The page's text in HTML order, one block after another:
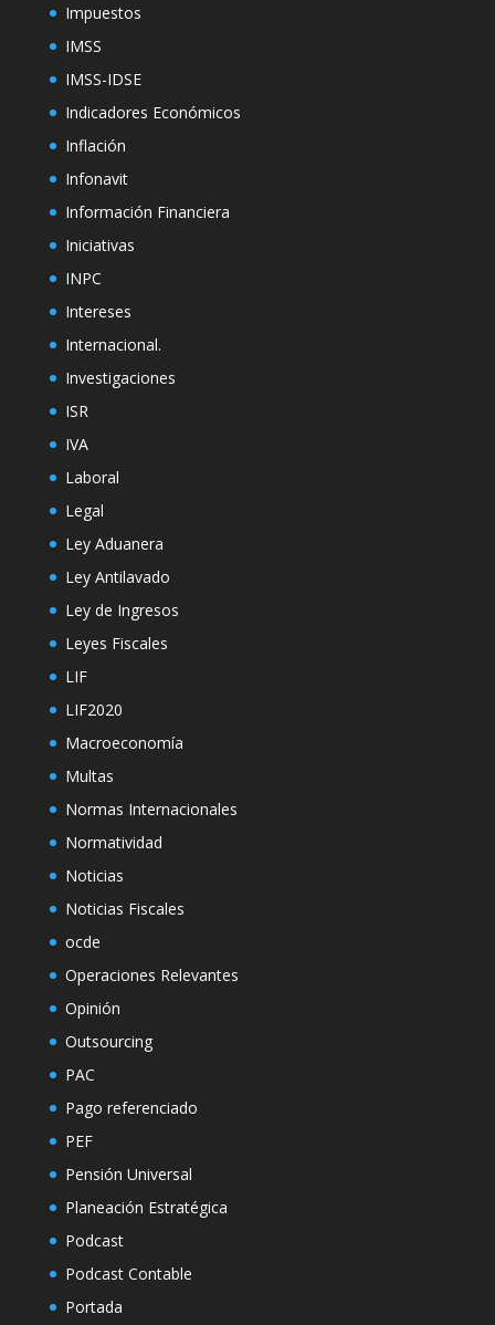
Impuestos
IMSS
IMSS-IDSE
Indicadores Económicos
Inflación
Infonavit
Información Financiera
Iniciativas
INPC
Intereses
Internacional.
Investigaciones
ISR
IVA
Laboral
Legal
Ley Aduanera
Ley Antilavado
Ley de Ingresos
Leyes Fiscales
LIF
LIF2020
Macroeconomía
Multas
Normas Internacionales
Normatividad
Noticias
Noticias Fiscales
ocde
Operaciones Relevantes
Opinión
Outsourcing
PAC
Pago referenciado
PEF
Pensión Universal
Planeación Estratégica
Podcast
Podcast Contable
Portada